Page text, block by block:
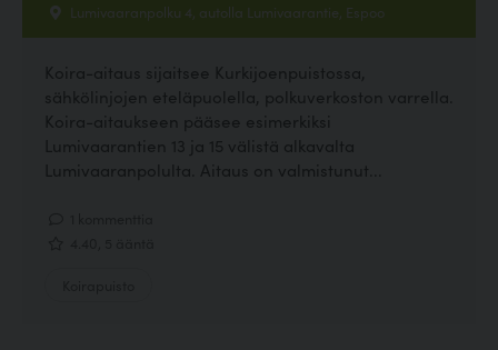
Lumivaaranpolku 4, autolla Lumivaarantie, Espoo
Koira-aitaus sijaitsee Kurkijoenpuistossa,
sähkölinjojen eteläpuolella, polkuverkoston varrella.
Koira-aitaukseen pääsee esimerkiksi
Lumivaarantien 13 ja 15 välistä alkavalta
Lumivaaranpolulta. Aitaus on valmistunut...